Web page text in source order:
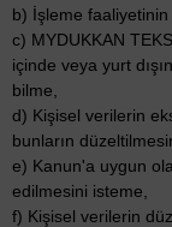
b) İşleme faaliyetinin
c) MYDUKKAN
içinde veya yurt
bilme,
d) Kişisel verilerin
bunların
e) Kanun'a uygun
edilmesini isteme,
f) Kişisel verilerin